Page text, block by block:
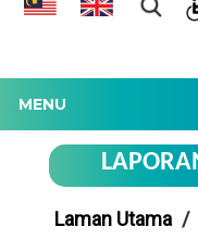
MENU
Laman Utama